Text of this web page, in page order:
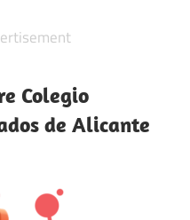
Colegio
de Alicante